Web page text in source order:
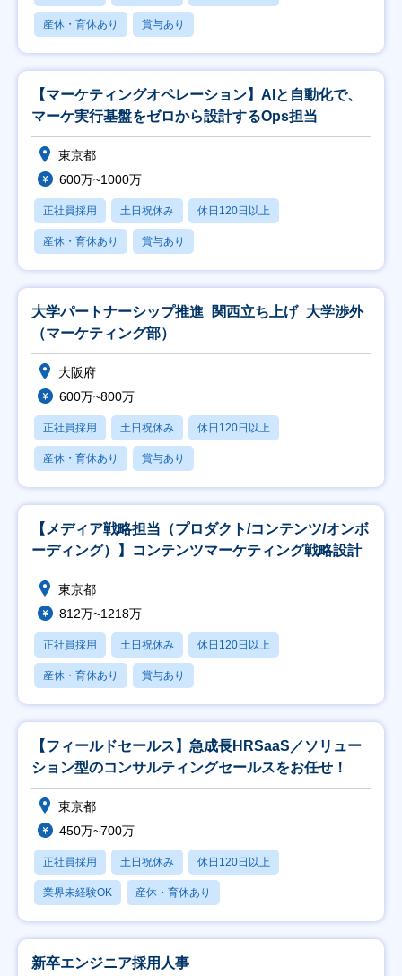
産休・育休あり 賞与あり
【マーケティングオペレーション】AIと自動化で、
マーケ実行基盤をゼロから設計するOps担当
東京都
600万~1000万
正社員採用 土日祝休み 休日120日以上
産休・育休あり 賞与あり
大学パートナーシップ推進_関西立ち上げ_大学渉外
（マーケティング部）
大阪府
600万~800万
正社員採用 土日祝休み 休日120日以上
産休・育休あり 賞与あり
【メディア戦略担当（プロダクト/コンテンツ/オンボ
ーディング）】コンテンツマーケティング戦略設計
東京都
812万~1218万
正社員採用 土日祝休み 休日120日以上
産休・育休あり 賞与あり
【フィールドセールス】急成長HRSaaS／ソリュー
ション型のコンサルティングセールスをお任せ！
東京都
450万~700万
正社員採用 土日祝休み 休日120日以上
業界未経験OK 産休・育休あり
新卒エンジニア採用人事